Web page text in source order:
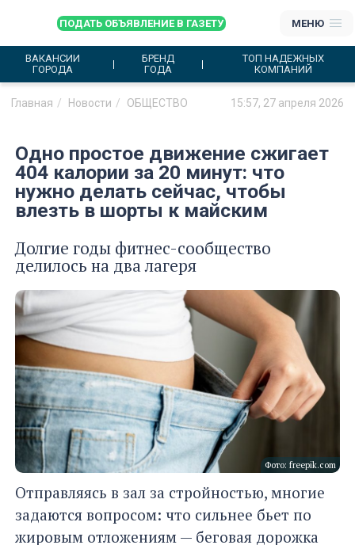
ПОДАТЬ ОБЪЯВЛЕНИЕ В ГАЗЕТУ МЕНЮ
ВАКАНСИИ
ГОРОДА
БРЕНД
ГОДА
ТОП НАДЕЖНЫХ
КОМПАНИЙ
Главная Новости ОБЩЕСТВО 15:57, 27 апреля 2026
Одно простое движение сжигает
404 калории за 20 минут: что
нужно делать сейчас, чтобы
влезть в шорты к майским
Долгие годы фитнес-сообщество
делилось на два лагеря
Фото: freepik.com
Отправляясь в зал за стройностью, многие
задаются вопросом: что сильнее бьет по
жировым отложениям — беговая дорожка